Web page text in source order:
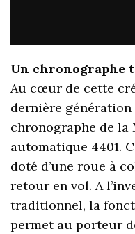
Un chronographe
Au cœur de cette
dernière génération
chronographe de la
automatique 4401.
doté d’une roue à
retour en vol. A
traditionnel, la
permet au porteur